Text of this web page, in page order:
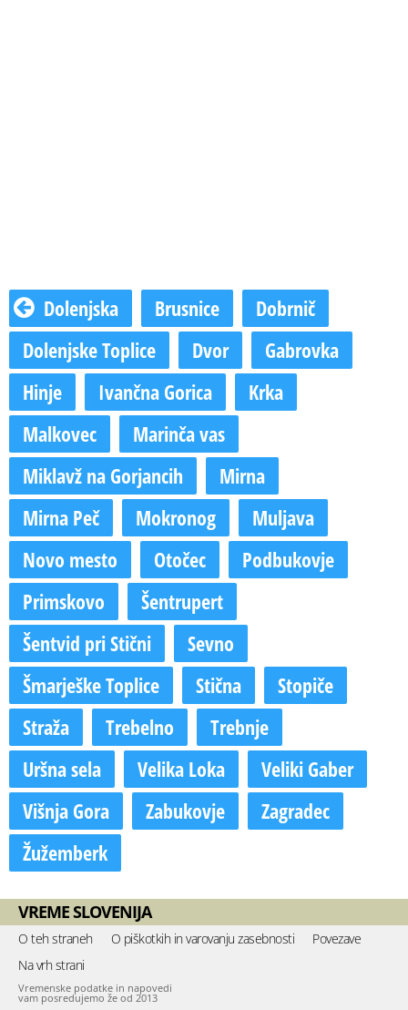
Dolenjska Brusnice
Dobrnič
Dolenjske Toplice
Dvor
Gabrovka
Hinje
Ivančna Gorica
Krka
Malkovec
Marinča vas
Miklavž na Gorjancih
Mirna
Mirna Peč
Mokronog
Muljava
Novo mesto
Otočec
Podbukovje
Primskovo
Šentrupert
Šentvid pri Stični
Sevno
Šmarješke Toplice
Stična
Stopiče
Straža
Trebelno
Trebnje
Uršna sela
Velika Loka
Veliki Gaber
Višnja Gora
Zabukovje
Zagradec
Žužemberk
VREME SLOVENIJA
O teh straneh O piškotkih in varovanju zasebnosti
Povezave
Na vrh strani
Vremenske podatke in napovedi
vam posredujemo že od 2013